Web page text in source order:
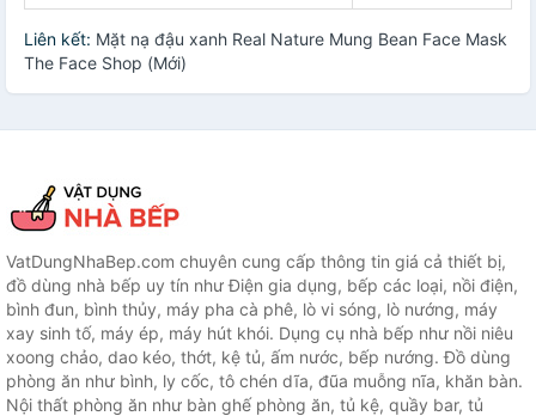
Liên kết: Mặt nạ đậu xanh Real Nature Mung Bean Face Mask
The Face Shop (Mới)
VatDungNhaBep.com chuyên cung cấp thông tin giá cả thiết bị,
đồ dùng nhà bếp uy tín như Điện gia dụng, bếp các loại, nồi điện,
bình đun, bình thủy, máy pha cà phê, lò vi sóng, lò nướng, máy
xay sinh tố, máy ép, máy hút khói. Dụng cụ nhà bếp như nồi niêu
xoong chảo, dao kéo, thớt, kệ tủ, ấm nước, bếp nướng. Đồ dùng
phòng ăn như bình, ly cốc, tô chén dĩa, đũa muỗng nĩa, khăn bàn.
Nội thất phòng ăn như bàn ghế phòng ăn, tủ kệ, quầy bar, tủ